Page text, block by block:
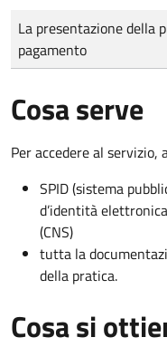
Tipo di pagamento
Importo
La presentazione della
pagamento
Cosa serve
Per accedere al servizio,
SPID (sistema
d’identità
(CNS)
tutta la
della pratica.
Cosa si